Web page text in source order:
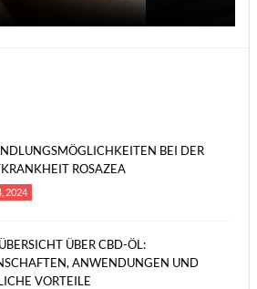
BEI DER
ROSAZEA
2024
ÜBER CBD-ÖL:
ANWENDUNGEN UND
VORTEILE